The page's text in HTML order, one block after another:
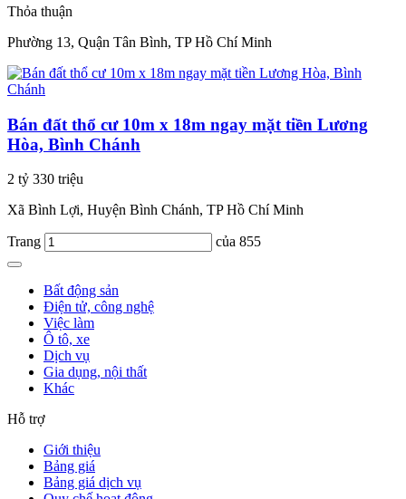
Thỏa thuận
Phường 13, Quận Tân Bình, TP Hồ Chí Minh
Bán đất thổ cư 10m x 18m ngay mặt tiền Lương
Hòa, Bình Chánh
2 tỷ 330 triệu
Xã Bình Lợi, Huyện Bình Chánh, TP Hồ Chí Minh
Trang của 855
Bất động sản
Điện tử, công nghệ
Việc làm
Ô tô, xe
Dịch vụ
Gia dụng, nội thất
Khác
Hỗ trợ
Giới thiệu
Bảng giá
Bảng giá dịch vụ